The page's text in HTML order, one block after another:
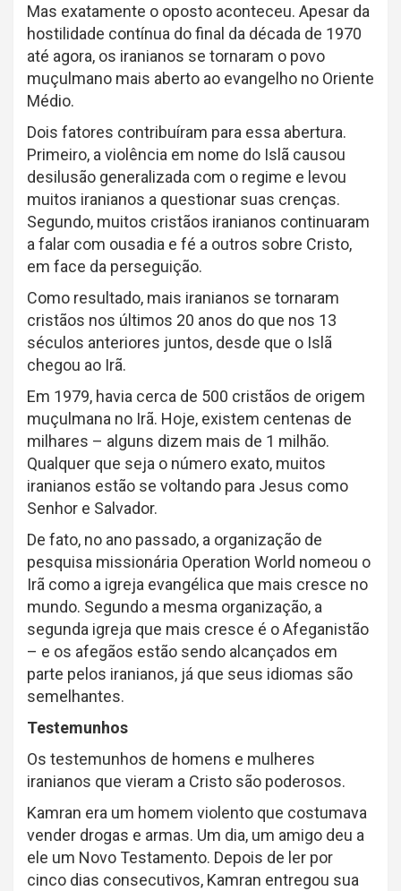
Mas exatamente o oposto aconteceu. Apesar da
hostilidade contínua do final da década de 1970
até agora, os iranianos se tornaram o povo
muçulmano mais aberto ao evangelho no Oriente
Médio.
Dois fatores contribuíram para essa abertura.
Primeiro, a violência em nome do Islã causou
desilusão generalizada com o regime e levou
muitos iranianos a questionar suas crenças.
Segundo, muitos cristãos iranianos continuaram
a falar com ousadia e fé a outros sobre Cristo,
em face da perseguição.
Como resultado, mais iranianos se tornaram
cristãos nos últimos 20 anos do que nos 13
séculos anteriores juntos, desde que o Islã
chegou ao Irã.
Em 1979, havia cerca de 500 cristãos de origem
muçulmana no Irã. Hoje, existem centenas de
milhares – alguns dizem mais de 1 milhão.
Qualquer que seja o número exato, muitos
iranianos estão se voltando para Jesus como
Senhor e Salvador.
De fato, no ano passado, a organização de
pesquisa missionária Operation World nomeou o
Irã como a igreja evangélica que mais cresce no
mundo. Segundo a mesma organização, a
segunda igreja que mais cresce é o Afeganistão
– e os afegãos estão sendo alcançados em
parte pelos iranianos, já que seus idiomas são
semelhantes.
Testemunhos
Os testemunhos de homens e mulheres
iranianos que vieram a Cristo são poderosos.
Kamran era um homem violento que costumava
vender drogas e armas. Um dia, um amigo deu a
ele um Novo Testamento. Depois de ler por
cinco dias consecutivos, Kamran entregou sua